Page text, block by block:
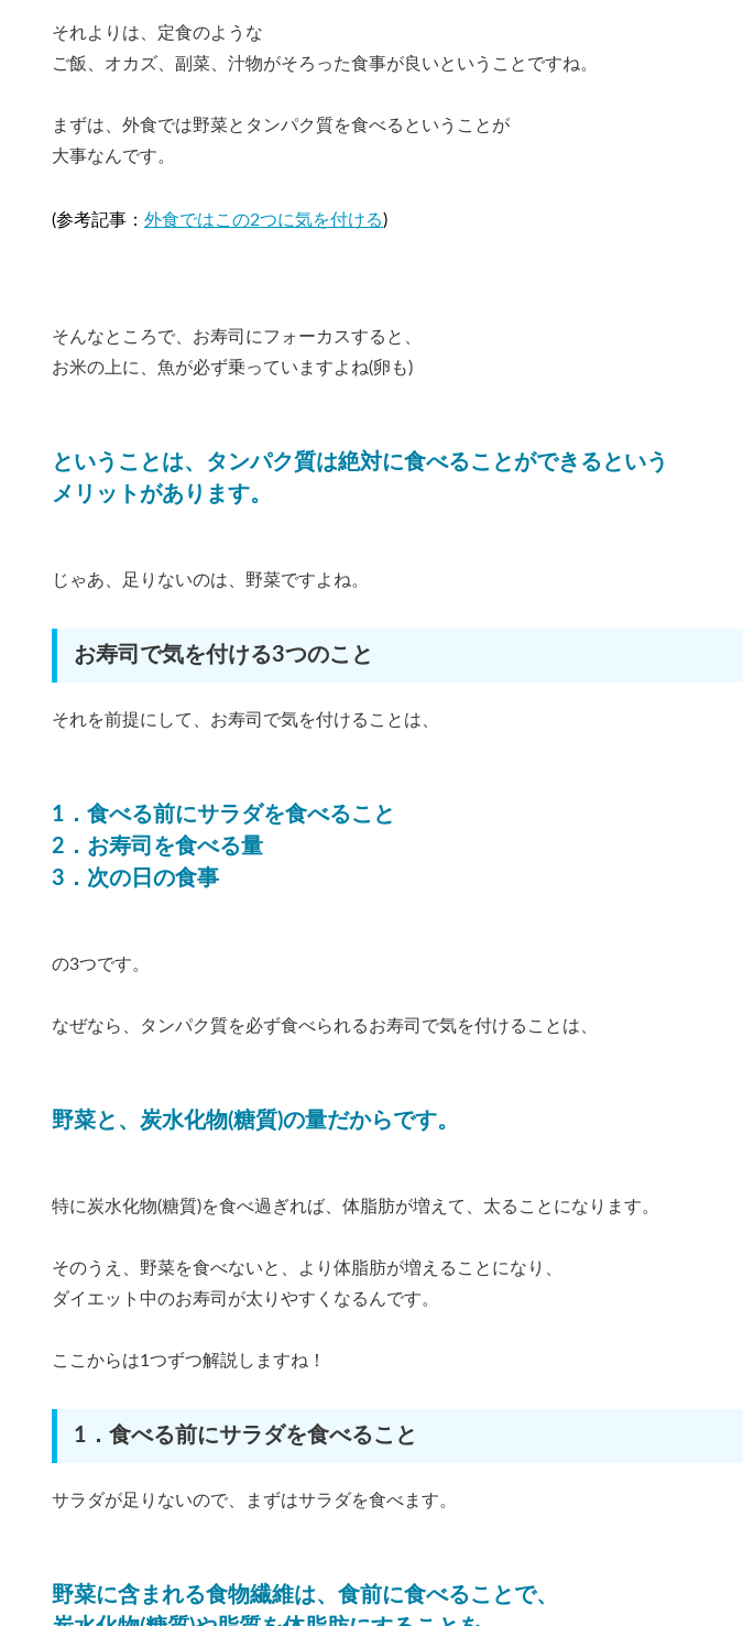
それよりは、定食のような
ご飯、オカズ、副菜、汁物がそろった食事が良いということですね。
まずは、外食では野菜とタンパク質を食べるということが
大事なんです。
(参考記事： 外食ではこの2つに気を付ける)
そんなところで、お寿司にフォーカスすると、
お米の上に、魚が必ず乗っていますよね(卵も)
ということは、タンパク質は絶対に食べることができるという
メリットがあります。
じゃあ、足りないのは、野菜ですよね。
お寿司で気を付ける3つのこと
それを前提にして、お寿司で気を付けることは、
1．食べる前にサラダを食べること
2．お寿司を食べる量
3．次の日の食事
の3つです。
なぜなら、タンパク質を必ず食べられるお寿司で気を付けることは、
野菜と、炭水化物(糖質)の量だからです。
特に炭水化物(糖質)を食べ過ぎれば、体脂肪が増えて、太ることになります。
そのうえ、野菜を食べないと、より体脂肪が増えることになり、
ダイエット中のお寿司が太りやすくなるんです。
ここからは1つずつ解説しますね！
1．食べる前にサラダを食べること
サラダが足りないので、まずはサラダを食べます。
野菜に含まれる食物繊維は、食前に食べることで、